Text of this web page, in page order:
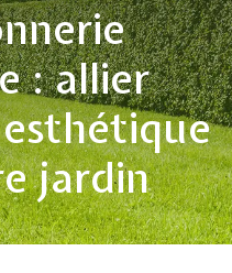
: allier
jardin